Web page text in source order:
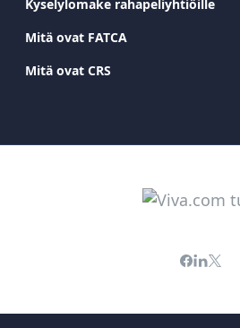
Kyselylomake rahapeliyhtiöille
Mitä ovat FATCA
Mitä ovat CRS